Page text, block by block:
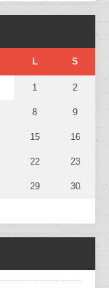
L S
1 2
8 9
15 16
22 23
29 30